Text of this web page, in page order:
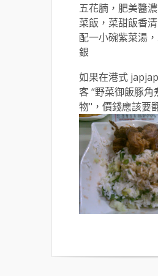
五花腩，肥美醬
菜飯，菜甜飯香
配一小碗紫菜湯
銀
如果在港式
客 “野菜御飯豚角
物"，價錢應該要